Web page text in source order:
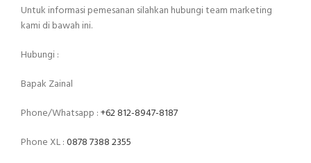
Untuk informasi pemesanan silahkan hubungi team marketing
kami di bawah ini.
Hubungi :
Bapak Zainal
Phone/Whatsapp :+62 812-8947-8187
Phone XL :0878 7388 2355